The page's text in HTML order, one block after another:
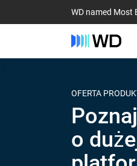
WD named Most
OFERTA
o